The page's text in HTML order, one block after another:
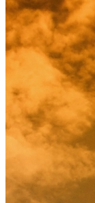
Информатор
Спасатели
03.08.26 10:38